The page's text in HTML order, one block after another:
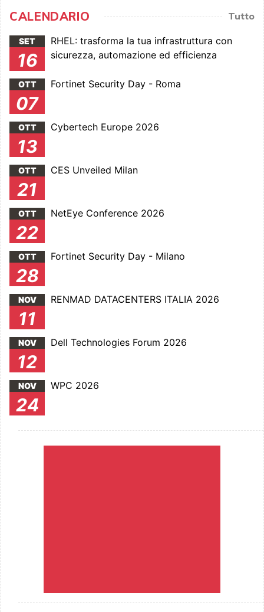
CALENDARIO Tutto
SET
16
RHEL: trasforma la tua infrastruttura con
sicurezza, automazione ed efficienza
OTT
07
Fortinet Security Day - Roma
OTT
13
Cybertech Europe 2026
OTT
21
CES Unveiled Milan
OTT
22
NetEye Conference 2026
OTT
28
Fortinet Security Day - Milano
NOV
11
RENMAD DATACENTERS ITALIA 2026
NOV
12
Dell Technologies Forum 2026
NOV
24
WPC 2026